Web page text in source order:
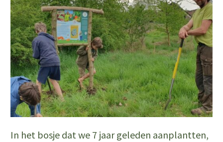
In het bosje dat we 7 jaar geleden aanplantten,